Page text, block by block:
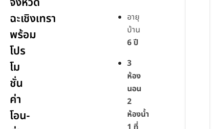
ฉะเชิงเทรา
พร้อม
โปร
โม
ชั่น
ค่า
โอน-
อายุ
บ้าน
6 ปี
3
ห้อง
นอน
2
ห้องน้ำ